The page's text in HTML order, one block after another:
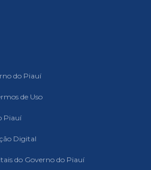
do Piauí
de Uso
Piauí
Digital
do Governo do Piauí